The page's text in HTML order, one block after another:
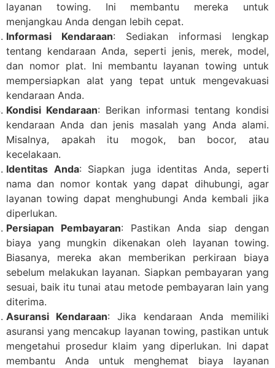
layanan towing. Ini membantu mereka untuk
menjangkau Anda dengan lebih cepat.
Informasi Kendaraan: Sediakan informasi lengkap
tentang kendaraan Anda, seperti jenis, merek, model,
dan nomor plat. Ini membantu layanan towing untuk
mempersiapkan alat yang tepat untuk mengevakuasi
kendaraan Anda.
Kondisi Kendaraan: Berikan informasi tentang kondisi
kendaraan Anda dan jenis masalah yang Anda alami.
Misalnya, apakah itu mogok, ban bocor, atau
kecelakaan.
Identitas Anda: Siapkan juga identitas Anda, seperti
nama dan nomor kontak yang dapat dihubungi, agar
layanan towing dapat menghubungi Anda kembali jika
diperlukan.
Persiapan Pembayaran: Pastikan Anda siap dengan
biaya yang mungkin dikenakan oleh layanan towing.
Biasanya, mereka akan memberikan perkiraan biaya
sebelum melakukan layanan. Siapkan pembayaran yang
sesuai, baik itu tunai atau metode pembayaran lain yang
diterima.
Asuransi Kendaraan: Jika kendaraan Anda memiliki
asuransi yang mencakup layanan towing, pastikan untuk
mengetahui prosedur klaim yang diperlukan. Ini dapat
membantu Anda untuk menghemat biaya layanan